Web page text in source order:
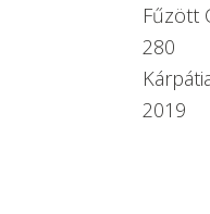
Fűzött
280
2019